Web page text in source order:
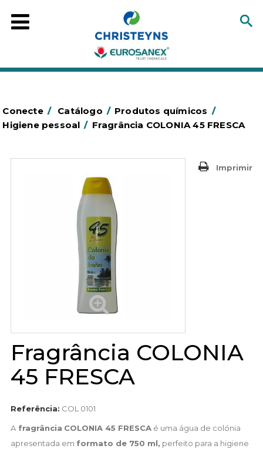
Conecte / Catálogo / Produtos químicos /
Higiene pessoal / Fragrância COLONIA 45 FRESCA
Imprimir
Fragrância COLONIA
45 FRESCA
Referência: COL 0101
Afragrância COLONIA 45 FRESCAé uma água de colónia
apresentada em formato de 750 ml, perfeito para a higiene